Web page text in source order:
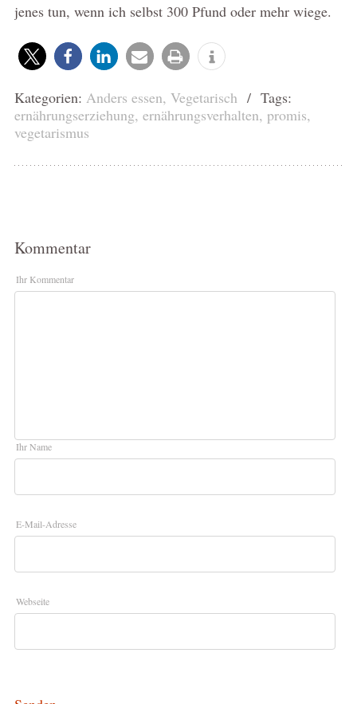
jenes tun, wenn ich selbst 300 Pfund oder mehr wiege.
Kategorien: Anders essen, Vegetarisch / Tags:
ernährungserziehung, ernährungsverhalten, promis,
vegetarismus
Kommentar
Ihr Kommentar
Ihr Name
E-Mail-Adresse
Webseite